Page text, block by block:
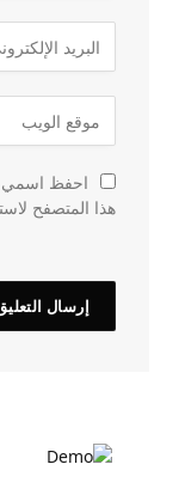
احفظ اسمي،
هذا المتصفح